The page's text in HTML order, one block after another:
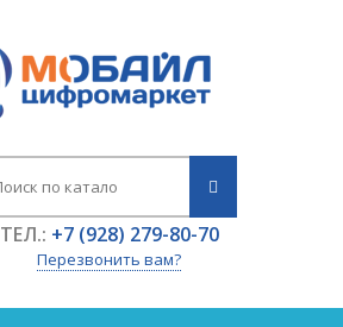
ТЕЛ.: +7 (928) 279-80-70
Перезвонить вам?